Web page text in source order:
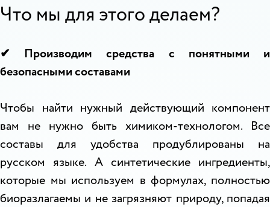
Что мы для этого делаем?
✔ Производим средства с понятными и
безопасными составами
Чтобы найти нужный действующий компонент
вам не нужно быть химиком-технологом. Все
составы для удобства продублированы на
русском языке. А синтетические ингредиенты,
которые мы используем в формулах, полностью
биоразлагаемы и не загрязняют природу, попадая